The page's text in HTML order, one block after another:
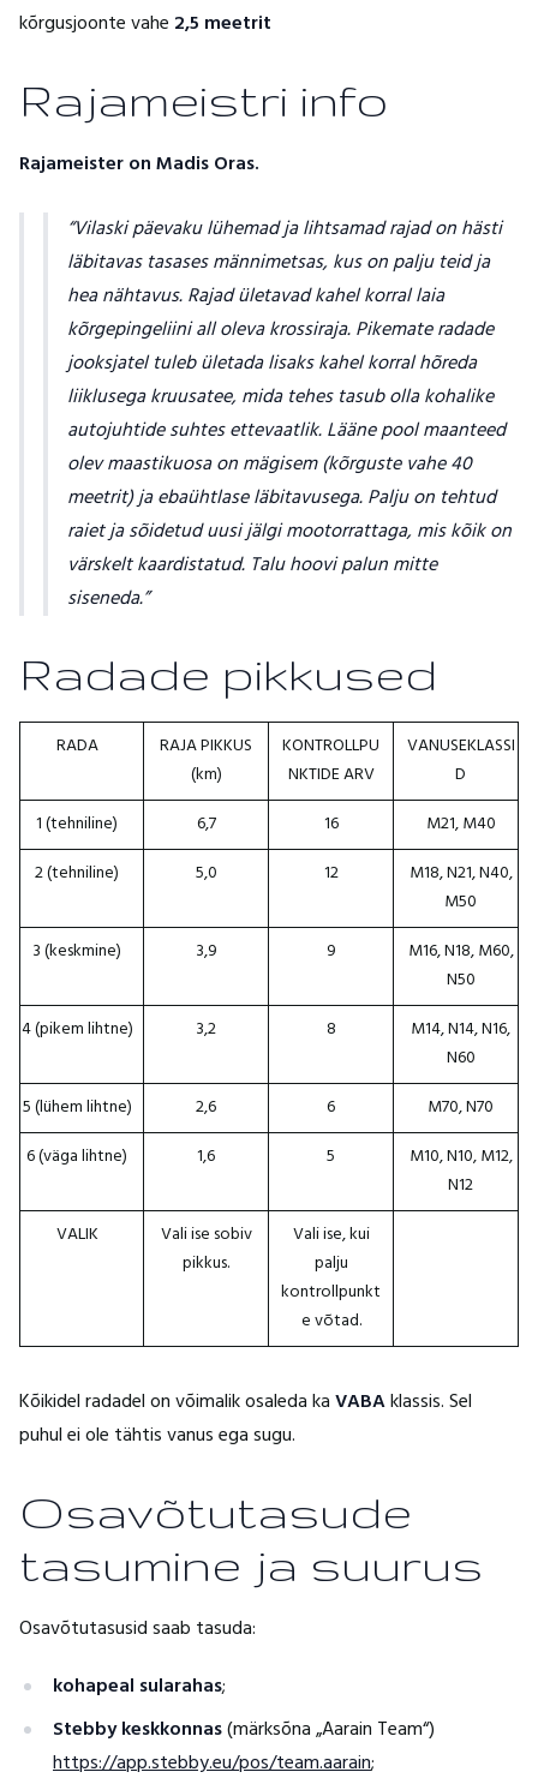
kõrgusjoonte vahe 2,5 meetrit
Rajameistri info
Rajameister on Madis Oras.
Vilaski päevaku lühemad ja lihtsamad rajad on hästi
läbitavas tasases männimetsas, kus on palju teid ja
hea nähtavus. Rajad ületavad kahel korral laia
kõrgepingeliini all oleva krossiraja. Pikemate radade
jooksjatel tuleb ületada lisaks kahel korral hõreda
liiklusega kruusatee, mida tehes tasub olla kohalike
autojuhtide suhtes ettevaatlik. Lääne pool maanteed
olev maastikuosa on mägisem (kõrguste vahe 40
meetrit) ja ebaühtlase läbitavusega. Palju on tehtud
raiet ja sõidetud uusi jälgi mootorrattaga, mis kõik on
värskelt kaardistatud. Talu hoovi palun mitte
siseneda.
Radade pikkused
RADA
RAJA PIKKUS
(km)
KONTROLLPU
NKTIDE ARV
VANUSEKLASSI
D
1 (tehniline)
6,7 16
M21, M40
2 (tehniline)
5,0 12
M18, N21, N40,
M50
3 (keskmine)
3,9 9
M16, N18, M60,
N50
4 (pikem lihtne)
3,2 8
M14, N14, N16,
N60
5 (lühem lihtne)
2,6 6
M70, N70
6 (väga lihtne)
1,6 5
M10, N10, M12,
N12
VALIK
Vali ise sobiv
pikkus.
Vali ise, kui
palju
kontrollpunkt
e võtad.
Kõikidel radadel on võimalik osaleda kaVABAklassis. Sel
puhul ei ole tähtis vanus ega sugu.
Osavõtutasude
tasumine ja suurus
Osavõtutasusid saab tasuda:
kohapeal sularahas;
Stebby keskkonnas(märksõna „Aarain Team“)
https://app.stebby.eu/pos/team.aarain;